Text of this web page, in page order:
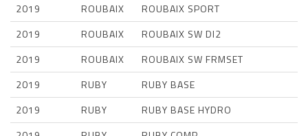
2019
ROUBAIX
ROUBAIX SPORT
2019
ROUBAIX
ROUBAIX SW DI2
2019
ROUBAIX
ROUBAIX SW FRMSET
2019
RUBY
RUBY BASE
2019
RUBY
RUBY BASE HYDRO